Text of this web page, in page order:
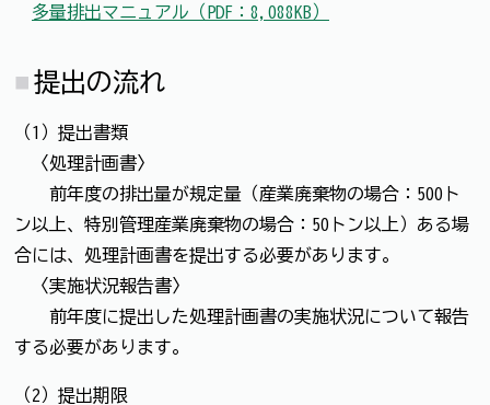
多量排出マニュアル（PDF：8,088KB）
提出の流れ
（1）提出書類
〈処理計画書〉
前年度の排出量が規定量（産業廃棄物の場合：500ト
ン以上、特別管理産業廃棄物の場合：50トン以上）ある場
合には、処理計画書を提出する必要があります。
〈実施状況報告書〉
前年度に提出した処理計画書の実施状況について報告
する必要があります。
（2）提出期限